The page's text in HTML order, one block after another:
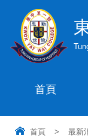
首頁
首頁 > 最新